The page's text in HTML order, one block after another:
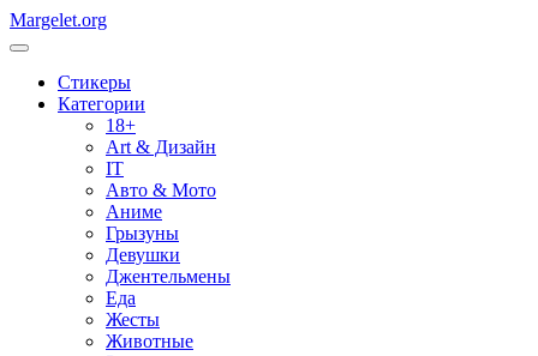
Margelet.org
Стикеры
Категории
18+
Art & Дизайн
IT
Авто & Мото
Аниме
Грызуны
Девушки
Джентельмены
Еда
Жесты
Животные